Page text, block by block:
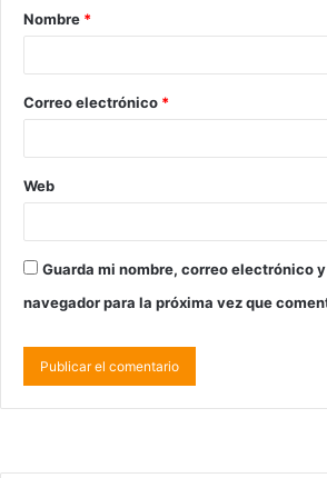
Nombre *
Correo electrónico *
Web
Guarda mi nombre, correo electrónico
navegador para la próxima vez que